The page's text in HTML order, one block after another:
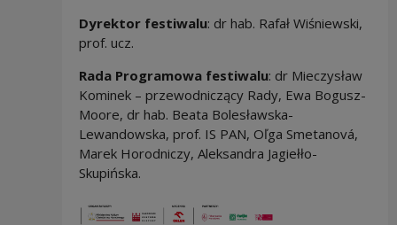
Dyrektor festiwalu: dr hab. Rafał Wiśniewski,
prof. ucz.
Rada Programowa festiwalu: dr Mieczysław
Kominek – przewodniczący Rady, Ewa Bogusz-
Moore, dr hab. Beata Bolesławska-
Lewandowska, prof. IS PAN, Oľga Smetanová,
Marek Horodniczy, Aleksandra Jagiełło-
Skupińska.